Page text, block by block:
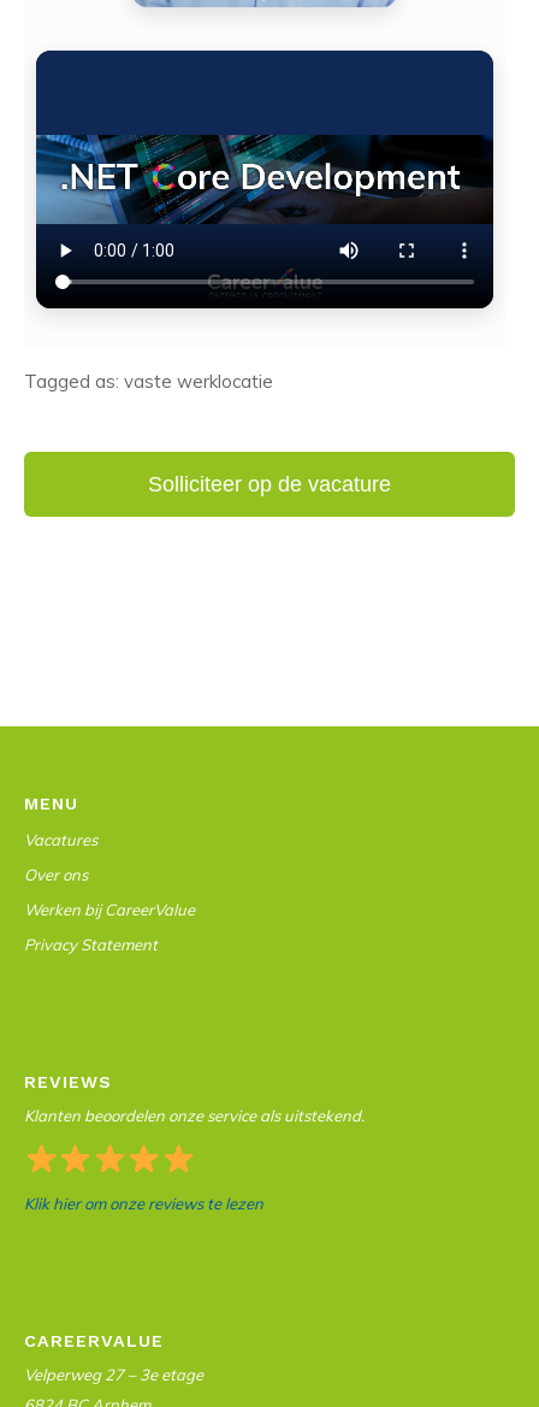
Tagged as: vaste werklocatie
MENU
Vacatures
Over ons
Werken bij CareerValue
Privacy Statement
REVIEWS
Klanten beoordelen onze service als uitstekend.
Klik hier om onze reviews te lezen
CAREERVALUE
Velperweg 27 – 3e etage